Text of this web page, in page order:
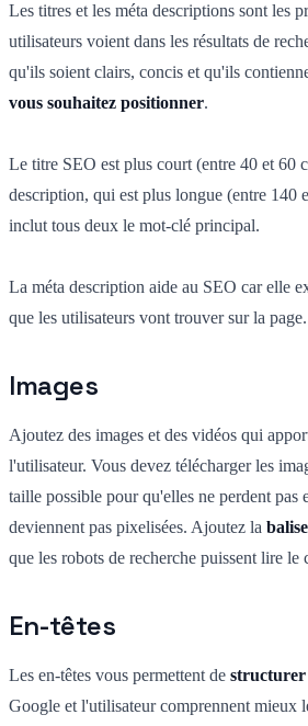
Les titres et les méta descriptions sont les
utilisateurs voient dans les résultats de
qu'ils soient clairs, concis et qu'ils
vous souhaitez positionner.
Le titre SEO est plus court (entre 40 et 60
description, qui est plus longue (entre 140
inclut tous deux le mot-clé principal.
La méta description aide au SEO car elle
que les utilisateurs vont trouver sur la page.
Images
Ajoutez des images et des vidéos qui
l'utilisateur. Vous devez télécharger les
taille possible pour qu'elles ne perdent pas
deviennent pas pixelisées. Ajoutez la
que les robots de recherche puissent lire le
En-têtes
Les en-têtes vous permettent de structurer
Google et l'utilisateur comprennent mieux